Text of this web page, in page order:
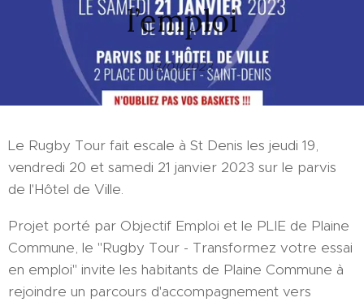
l’emploi
13/01/2023
Le Rugby Tour fait escale à St Denis les jeudi 19,
vendredi 20 et samedi 21 janvier 2023 sur le parvis
de l'Hôtel de Ville.
Projet porté par Objectif Emploi et le PLIE de Plaine
Commune, le "Rugby Tour - Transformez votre essai
en emploi" invite les habitants de Plaine Commune à
rejoindre un parcours d'accompagnement vers